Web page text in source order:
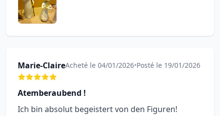
Marie-ClaireAcheté le 04/01/2026•Posté le 19/01/2026
Atemberaubend !
Ich bin absolut begeistert von den Figuren!